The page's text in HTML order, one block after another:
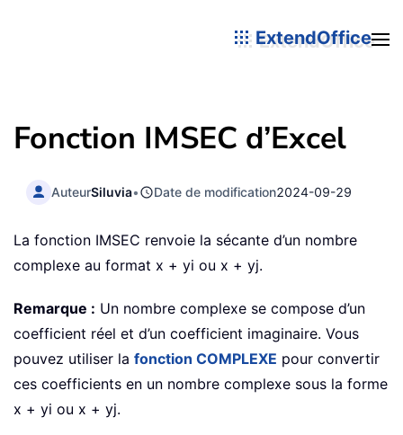
ExtendOffice
Fonction IMSEC d’Excel
AuteurSiluvia• Date de modification2024-09-29
La fonction IMSEC renvoie la sécante d’un nombre
complexe au format x + yi ou x + yj.
Remarque : Un nombre complexe se compose d’un
coefficient réel et d’un coefficient imaginaire. Vous
pouvez utiliser la fonction COMPLEXE pour convertir
ces coefficients en un nombre complexe sous la forme
x + yi ou x + yj.